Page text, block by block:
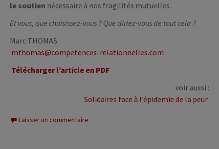
le soutien nécessaire à nos fragilités mutuelles.
Et vous, que choisissez-vous ? Que diriez-vous de tout cela ?
Marc THOMAS
mthomas@competences-relationnelles.com
Télécharger l’article en PDF
voir aussi :
Solidaires face à l’épidemie de la peur
Laisser un commentaire